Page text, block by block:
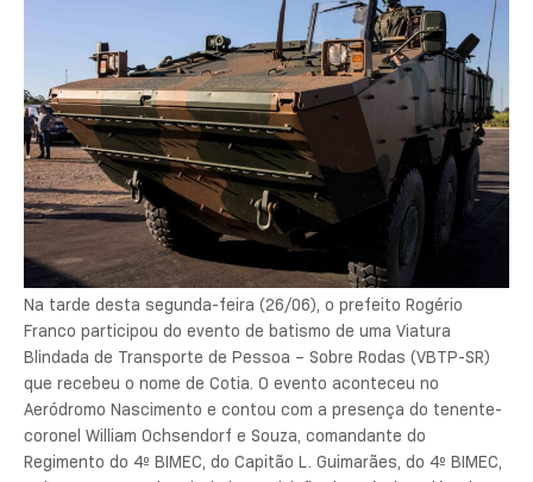
Na tarde desta segunda-feira (26/06), o prefeito Rogério
Franco participou do evento de batismo de uma Viatura
Blindada de Transporte de Pessoa – Sobre Rodas (VBTP-SR)
que recebeu o nome de Cotia. O evento aconteceu no
Aeródromo Nascimento e contou com a presença do tenente-
coronel William Ochsendorf e Souza, comandante do
Regimento do 4º BIMEC, do Capitão L. Guimarães, do 4º BIMEC,